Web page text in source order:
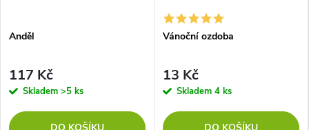
Anděl
117 Kč
Skladem >5 ks
DO KOŠÍKU
Vánoční ozdoba
13 Kč
Skladem 4 ks
DO KOŠÍKU